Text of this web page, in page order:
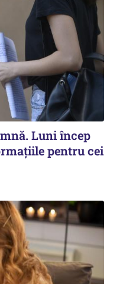
Luni încep
pentru cei